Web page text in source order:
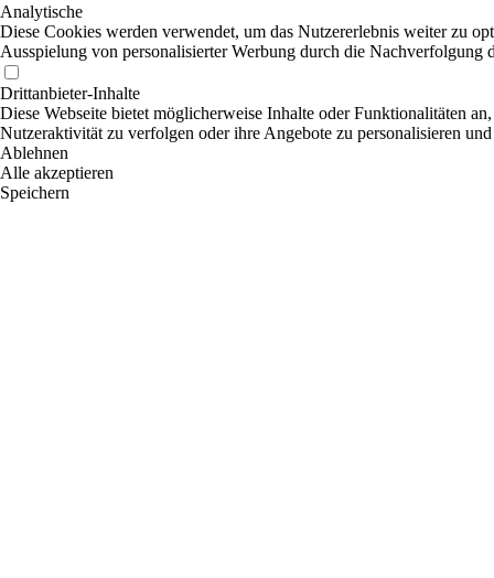
Analytische
Diese Cookies werden verwendet, um das Nutzererlebnis weiter zu
Ausspielung von personalisierter Werbung durch die Nachverfolgung
Drittanbieter-Inhalte
Diese Webseite bietet möglicherweise Inhalte oder Funktionalitäten
Nutzeraktivität zu verfolgen oder ihre Angebote zu personalisieren
Ablehnen
Alle akzeptieren
Speichern